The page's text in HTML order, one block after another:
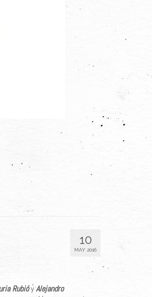
10
MAY 2016
RubióyAlejandro